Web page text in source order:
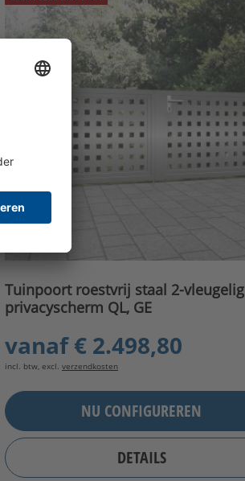
Tuinpoort roestvrij staal 2-vleugelig
privacyscherm QL, GE
vanaf€ 2.498,80
incl. btw, excl. verzendkosten
NU CONFIGUREREN
DETAILS